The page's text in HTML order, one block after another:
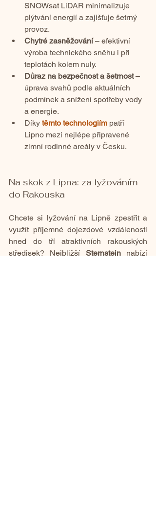
SNOWsat LiDAR minimalizuje
plýtvání energií a zajišťuje šetrný
provoz.
Chytré zasněžování – efektivní
výroba technického sněhu i při
teplotách kolem nuly.
Důraz na bezpečnost a šetrnost –
úprava svahů podle aktuálních
podmínek a snížení spotřeby vody
a energie.
Díky těmto technologiím patří
Lipno mezi nejlépe připravené
zimní rodinné areály v Česku.
Na skok z Lipna: za lyžováním
do Rakouska
Chcete si lyžování na Lipně zpestřit a
využít příjemné dojezdové vzdálenosti
hned do tří atraktivních rakouských
středisek? Nejbližší Sternstein nabízí